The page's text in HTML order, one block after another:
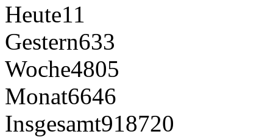
Heute11
Gestern633
Woche4805
Monat6646
Insgesamt918720